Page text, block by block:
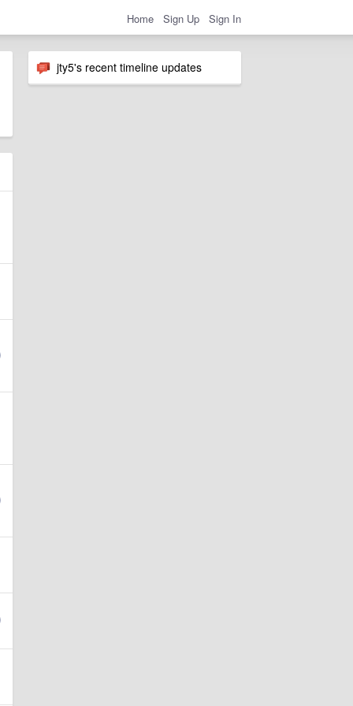
Home Sign Up Sign In
jty5's recent timeline updates